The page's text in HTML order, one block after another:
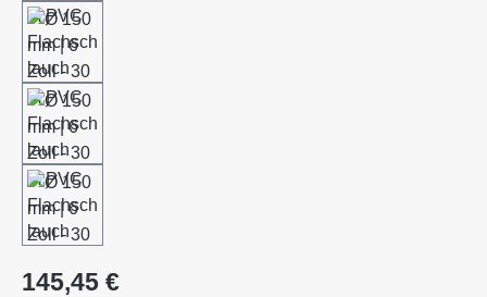
Regulärer Preis:
145,45 €